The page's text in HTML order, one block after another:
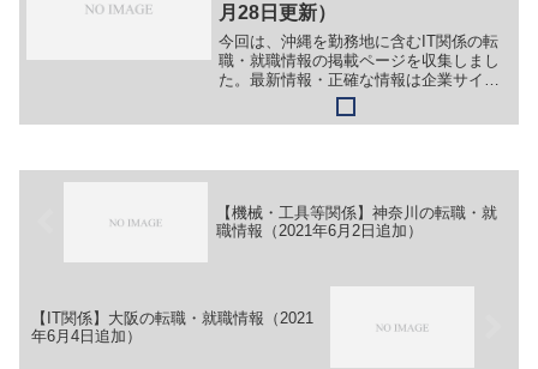
月28日更新）
今回は、沖縄を勤務地に含むIT関係の転
職・就職情報の掲載ページを収集しまし
た。最新情報・正確な情報は企業サイト
でご確認ください。①【会社名】株式会
社 TOPONE【職務】＞＞更新日現在、募
【機械・工具等関係】神奈川の転職・就
職情報（2021年6月2日追加）
【IT関係】大阪の転職・就職情報（2021
年6月4日追加）